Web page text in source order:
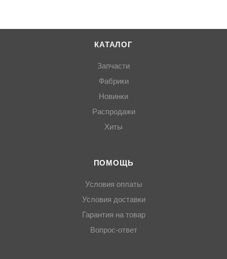
КАТАЛОГ
Запчасти
Фабрики
Новинки
Распродажи
Хиты
ПОМОЩЬ
Условия оплаты
Условия доставки
Гарантия на товар
Вопрос-ответ